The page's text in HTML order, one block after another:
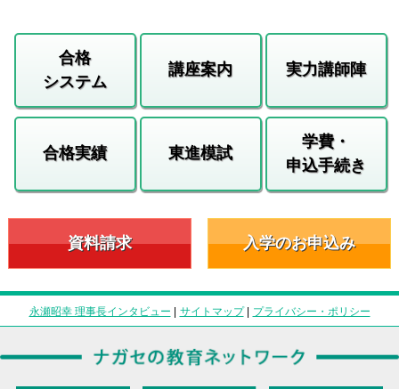
合格
システム
講座案内 実力講師陣
合格実績 東進模試
学費・
申込手続き
資料請求 入学のお申込み
永瀬昭幸 理事長インタビュー サイトマップ| プライバシー・ポリシー